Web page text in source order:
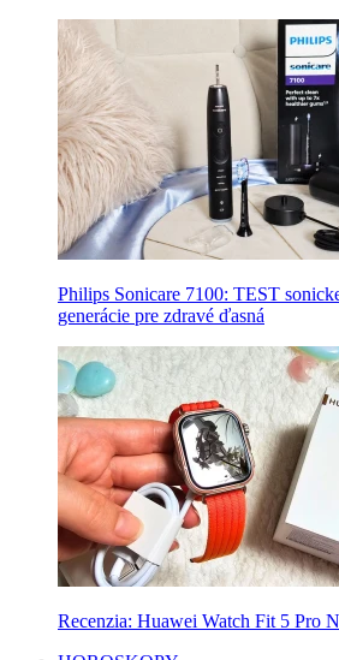
Philips Sonicare 7100: TEST
generácie pre zdravé ďasná
Recenzia: Huawei Watch Fit 5 Pro